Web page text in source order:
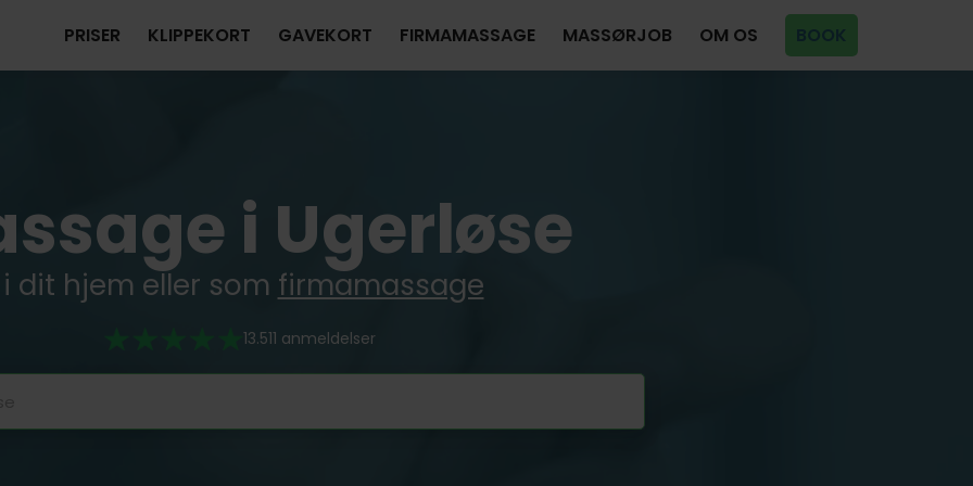
PRISER KLIPPEKORT GAVEKORT FIRMAMASSAGE MASSØRJOB OM OS BOOK
i Ugerløse
i dit hjem eller som firmamassage
13.511 anmeldelser